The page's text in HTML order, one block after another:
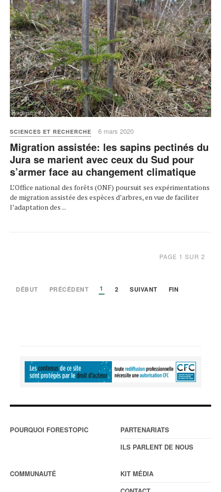
SCIENCES ET RECHERCHE 6 mars 2020
Migration assistée: les sapins pectinés du
Jura se marient avec ceux du Sud pour
s’armer face au changement climatique
L’Office national des forêts (ONF) poursuit ses expérimentations
de migration assistée des espèces d’arbres, en vue de faciliter
l’adaptation des ...
PAGE 1 SUR 2
DÉBUT PRÉCÉDENT 1 2 SUIVANT FIN
POURQUOI FORESTOPIC
PARTENARIATS
ILS PARLENT DE NOUS
COMMUNAUTÉ
KIT MÉDIA